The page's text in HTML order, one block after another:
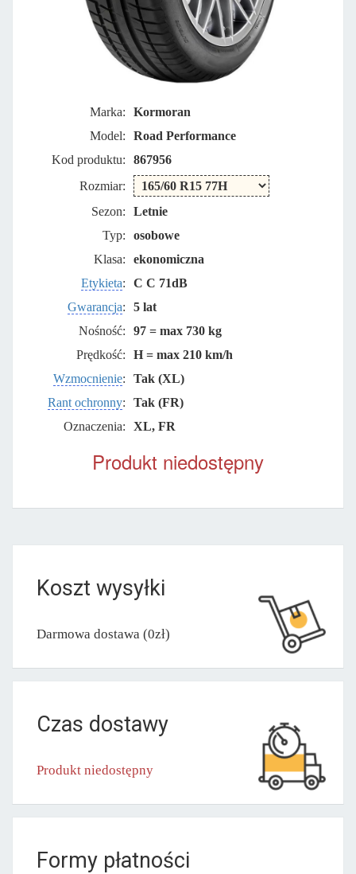
Marka:
Kormoran
Model:
Road Performance
Kod produktu:
867956
Rozmiar:
Sezon:
Letnie
Typ:
osobowe
Klasa:
ekonomiczna
Etykieta:
C C 71dB
Gwarancja:
5 lat
Nośność:
97 = max 730 kg
Prędkość:
H = max 210 km/h
Wzmocnienie:
Tak (XL)
Rant ochronny:
Tak (FR)
Oznaczenia:
XL, FR
Produkt niedostępny
Koszt wysyłki
Darmowa dostawa (0zł)
Czas dostawy
Produkt niedostępny
Formy płatności